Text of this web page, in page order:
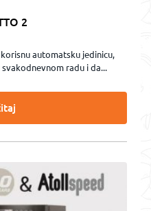
2
automatsku jedinicu,
radu i da...